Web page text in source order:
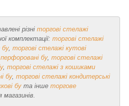
різні торгові стелажі
комплектації: торгові стелажі
бу, торгові стелажі кутові
бу, торгові стелажі
, торгові стелажі з кошиками
бу, торгові стелажі кондитерські
бу та інше торгове
магазинів.